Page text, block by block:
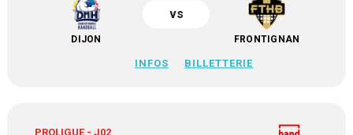
DIJON
vs
FRONTIGNAN
INFOS BILLETTERIE
PROLIGUE - J02